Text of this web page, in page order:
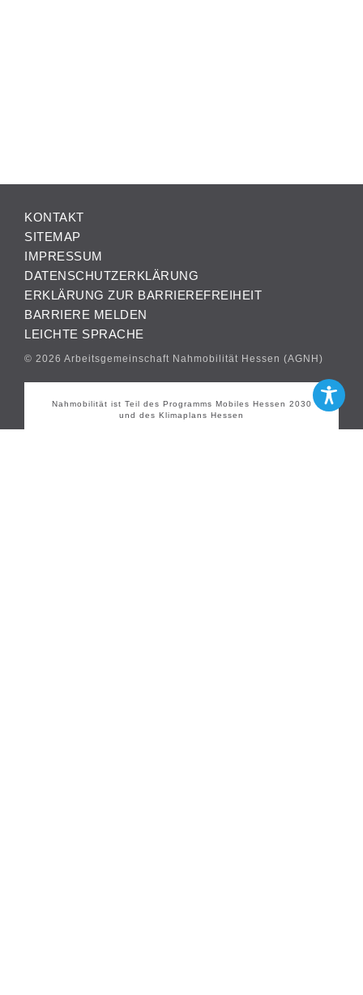
KONTAKT
SITEMAP
IMPRESSUM
DATENSCHUTZERKLÄRUNG
ERKLÄRUNG ZUR BARRIEREFREIHEIT
BARRIERE MELDEN
LEICHTE SPRACHE
© 2026 Arbeitsgemeinschaft Nahmobilität Hessen (AGNH)
Nahmobilität ist Teil des Programms Mobiles Hessen 2030
und des Klimaplans Hessen